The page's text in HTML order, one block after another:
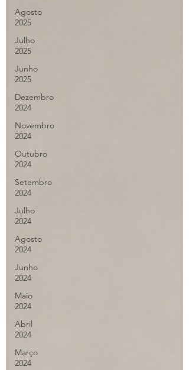
Agosto
2025
Julho
2025
Junho
2025
Dezembro
2024
Novembro
2024
Outubro
2024
Setembro
2024
Julho
2024
Agosto
2024
Junho
2024
Maio
2024
Abril
2024
Março
2024